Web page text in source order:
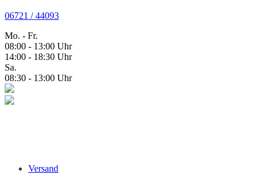
06721 / 44093
Mo. - Fr.
08:00 - 13:00 Uhr
14:00 - 18:30 Uhr
Sa.
08:30 - 13:00 Uhr
Versand